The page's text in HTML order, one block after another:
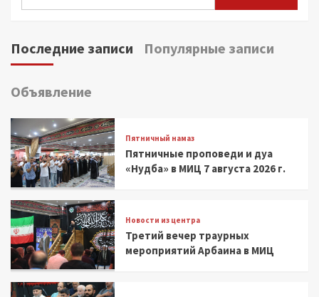
Последние записи Популярные записи
Объявление
Пятничный намаз
Пятничные проповеди и дуа
«Нудба» в МИЦ 7 августа 2026 г.
Новости из центра
Третий вечер траурных
мероприятий Арбаина в МИЦ